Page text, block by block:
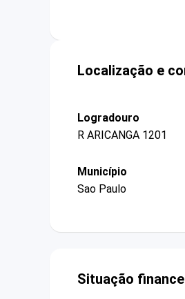
Localização e
Logradouro
R ARICANGA 1201
Município
Sao Paulo
Situação